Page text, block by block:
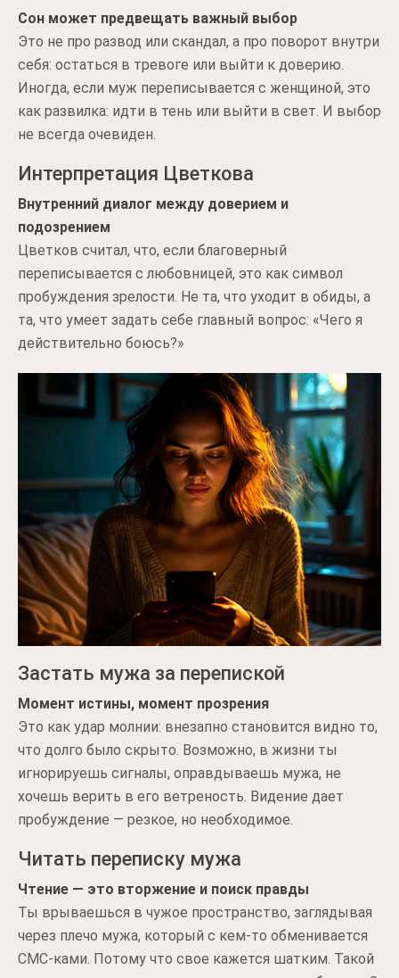
Сон может предвещать важный выбор
Это не про развод или скандал, а про поворот внутри
себя: остаться в тревоге или выйти к доверию.
Иногда, если муж переписывается с женщиной, это
как развилка: идти в тень или выйти в свет. И выбор
не всегда очевиден.
Интерпретация Цветкова
Внутренний диалог между доверием и
подозрением
Цветков считал, что, если благоверный
переписывается с любовницей, это как символ
пробуждения зрелости. Не та, что уходит в обиды, а
та, что умеет задать себе главный вопрос: «Чего я
действительно боюсь?»
Застать мужа за перепиской
Момент истины, момент прозрения
Это как удар молнии: внезапно становится видно то,
что долго было скрыто. Возможно, в жизни ты
игнорируешь сигналы, оправдываешь мужа, не
хочешь верить в его ветреность. Видение дает
пробуждение — резкое, но необходимое.
Читать переписку мужа
Чтение — это вторжение и поиск правды
Ты врываешься в чужое пространство, заглядывая
через плечо мужа, который с кем-то обменивается
СМС-ками. Потому что свое кажется шатким. Такой